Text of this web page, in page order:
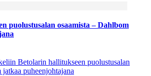
puolustusalan osaamista – Dahlbom
Betolarin hallitukseen puolustusalan
puheenjohtajana